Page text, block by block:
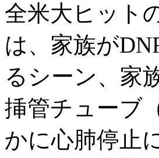
全米大ヒット
は、家族が
るシーン、家
挿管チューブ
かに心肺停止